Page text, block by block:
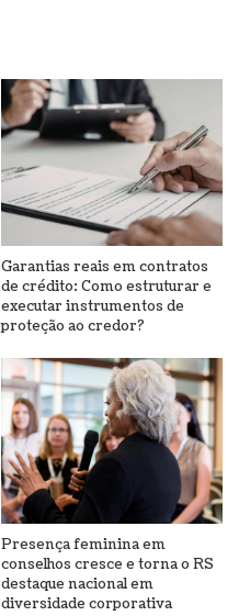
Garantias reais em contratos
de crédito: Como estruturar e
executar instrumentos de
proteção ao credor?
Presença feminina em
conselhos cresce e torna o RS
destaque nacional em
diversidade corporativa